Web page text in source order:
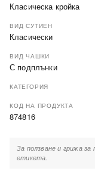
Класическа кройка
ВИД СУТИЕН
Класически
ВИД ЧАШКИ
С подплънки
КАТЕГОРИЯ
КОД НА ПРОДУКТА
874816
За ползване и грижа
етикета.